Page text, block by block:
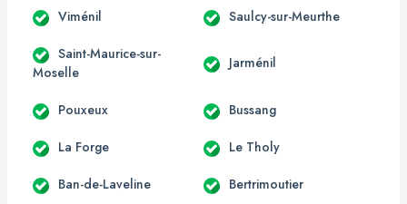
Viménil Saulcy-sur-Meurthe
Saint-Maurice-sur-
Moselle
Jarménil
Pouxeux Bussang
La Forge Le Tholy
Ban-de-Laveline Bertrimoutier